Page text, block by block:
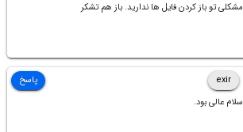
مشکلی تو باز کردن فایل ها ندارید. باز هم تشکر
exir
سلام عالی بود.
پاسخ